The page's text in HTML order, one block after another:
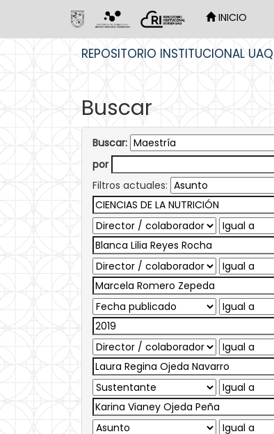
INICIO
REPOSITORIO INSTITUCIONAL UAQ
Buscar
Buscar:
por
Filtros actuales: